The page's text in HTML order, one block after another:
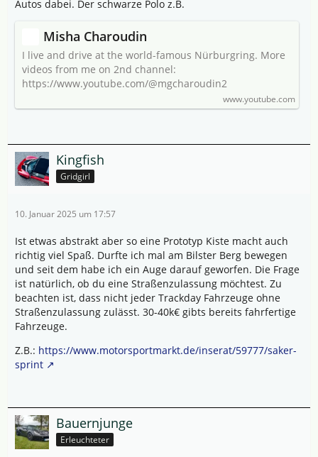
Autos dabei. Der schwarze Polo z.B.
Misha Charoudin
I live and drive at the world-famous Nürburgring. More
videos from me on 2nd channel:
https://www.youtube.com/@mgcharoudin2
www.youtube.com
Kingfish
Gridgirl
10. Januar 2025 um 17:57
Ist etwas abstrakt aber so eine Prototyp Kiste macht auch
richtig viel Spaß. Durfte ich mal am Bilster Berg bewegen
und seit dem habe ich ein Auge darauf geworfen. Die Frage
ist natürlich, ob du eine Straßenzulassung möchtest. Zu
beachten ist, dass nicht jeder Trackday Fahrzeuge ohne
Straßenzulassung zulässt. 30-40k€ gibts bereits fahrfertige
Fahrzeuge.
Z.B.: https://www.motorsportmarkt.de/inserat/59777/saker-
sprint
Bauernjunge
Erleuchteter